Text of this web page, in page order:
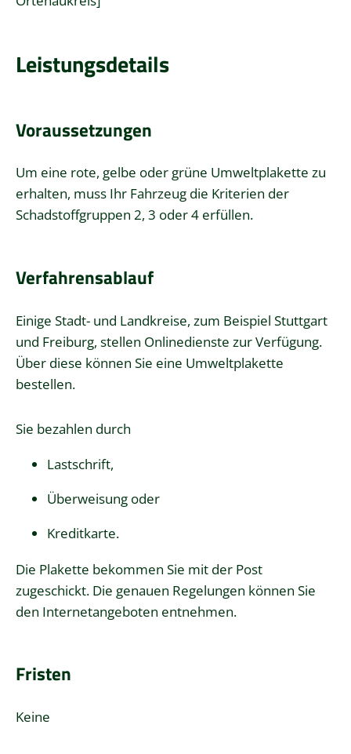
Leistungsdetails
Voraussetzungen
Um eine rote, gelbe oder grüne Umweltplakette zu
erhalten, muss Ihr Fahrzeug die Kriterien der
Schadstoffgruppen 2, 3 oder 4 erfüllen.
Verfahrensablauf
Einige Stadt- und Landkreise, zum Beispiel Stuttgart
und Freiburg, stellen Onlinedienste zur Verfügung.
Über diese können Sie eine Umweltplakette
bestellen.
Sie bezahlen durch
Lastschrift,
Überweisung oder
Kreditkarte.
Die Plakette bekommen Sie mit der Post
zugeschickt. Die genauen Regelungen können Sie
den Internetangeboten entnehmen.
Fristen
Keine